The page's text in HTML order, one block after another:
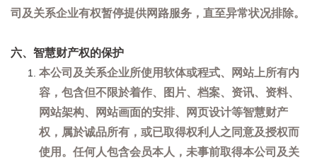
司及关系企业有权暂停提供网路服务，直至异常状况排除。
六、智慧财产权的保护
本公司及关系企业所使用软体或程式、网站上所有内
容，包含但不限於着作、图片、档案、资讯、资料、
网站架构、网站画面的安排、网页设计等智慧财产
权，属於诚品所有，或已取得权利人之同意及授权而
使用。任何人包含会员本人，未事前取得本公司及关